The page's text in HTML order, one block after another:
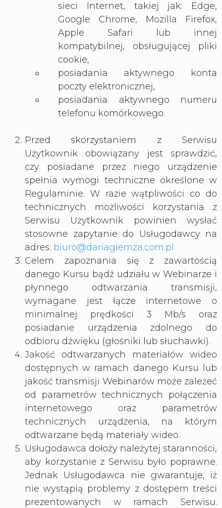
sieci Internet, takiej jak: Edge,
Google Chrome, Mozilla Firefox,
Apple Safari lub innej
kompatybilnej, obsługującej pliki
cookie,
posiadania aktywnego konta
poczty elektronicznej,
posiadania aktywnego numeru
telefonu komórkowego.
Przed skorzystaniem z Serwisu
Użytkownik obowiązany jest sprawdzić,
czy posiadane przez niego urządzenie
spełnia wymogi techniczne określone w
Regulaminie. W razie wątpliwości co do
technicznych możliwości korzystania z
Serwisu Użytkownik powinien wysłać
stosowne zapytanie do Usługodawcy na
adres: biuro@dariagiemza.com.pl
Celem zapoznania się z zawartością
danego Kursu bądź udziału w Webinarze i
płynnego odtwarzania transmisji,
wymagane jest łącze internetowe o
minimalnej prędkości 3 Mb/s oraz
posiadanie urządzenia zdolnego do
odbioru dźwięku (głośniki lub słuchawki).
Jakość odtwarzanych materiałów wideo
dostępnych w ramach danego Kursu lub
jakość transmisji Webinarów może zależeć
od parametrów technicznych połączenia
internetowego oraz parametrów
technicznych urządzenia, na którym
odtwarzane będą materiały wideo.
Usługodawca dołoży należytej staranności,
aby korzystanie z Serwisu było poprawne.
Jednak Usługodawca nie gwarantuje, iż
nie wystąpią problemy z dostępem treści
prezentowanych w ramach Serwisu.